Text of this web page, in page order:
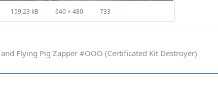
159,23 kB 640 × 480 733
and Flying Pig Zapper #OOO (Certificated Kit Destroyer)